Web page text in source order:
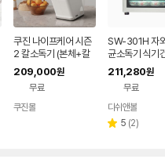
쿠진 나이프케어 시즌
2 칼소독기 (본체+칼
세트 구성)
209,000원
무료
쿠진몰
SW-301H 자
균소독기 식기
소형식기살균기
211,280원
무료
디쉬앤볼
별 5 리
(2)